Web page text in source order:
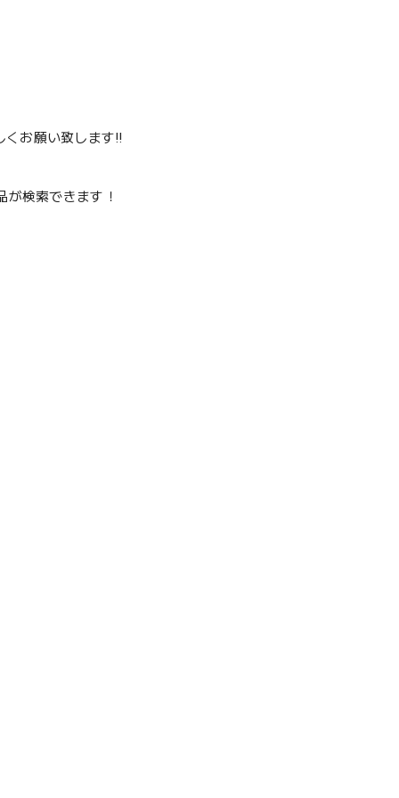
お願い致します‼️
検索できます！